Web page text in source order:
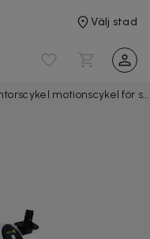
Välj stad
Kontorscykel motionscykel för skrivbord